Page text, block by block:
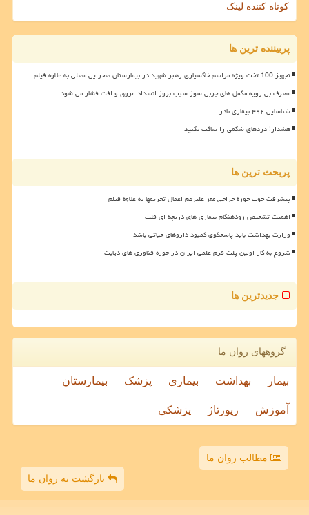
کوتاه کننده لینک
پربیننده ترین ها
تجهیز 100 تخت ویژه مراسم خاکسپاری رهبر شهید در بیمارستان صحرایی مصلی به علاوه فیلم
مصرف بی رویه مکمل های چربی سوز سبب بروز انسداد عروق و افت فشار می شود
شناسایی ۴۹۲ بیماری نادر
هشدار! دردهای شکمی را ساکت نکنید
پربحث ترین ها
پیشرفت خوب حوزه جراحی مغز علیرغم اعمال تحریمها به علاوه فیلم
اهمیت تشخیص زودهنگام بیماری های دریچه ای قلب
وزارت بهداشت باید پاسخگوی کمبود داروهای حیاتی باشد
شروع به کار اولین پلت فرم علمی ایران در حوزه فناوری های دیابت
جدیدترین ها
گروههای روان ما
بیمار بهداشت بیماری پزشک بیمارستان
آموزش رپورتاژ پزشکی
مطالب روان ما
بازگشت به روان ما